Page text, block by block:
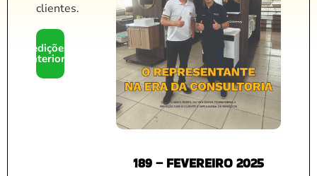
clientes.
edições
anteriores
189 – FEVEREIRO 2025